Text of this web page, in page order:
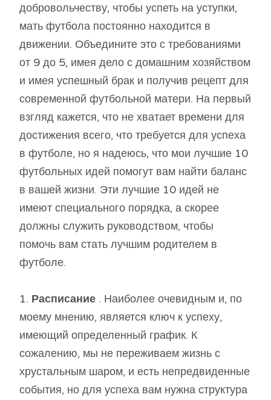
добровольчеству, чтобы успеть на уступки,
мать футбола постоянно находится в
движении. Объедините это с требованиями
от 9 до 5, имея дело с домашним хозяйством
и имея успешный брак и получив рецепт для
современной футбольной матери. На первый
взгляд кажется, что не хватает времени для
достижения всего, что требуется для успеха
в футболе, но я надеюсь, что мои лучшие 10
футбольных идей помогут вам найти баланс
в вашей жизни. Эти лучшие 10 идей не
имеют специального порядка, а скорее
должны служить руководством, чтобы
помочь вам стать лучшим родителем в
футболе.
1. Расписание . Наиболее очевидным и, по
моему мнению, является ключ к успеху,
имеющий определенный график. К
сожалению, мы не переживаем жизнь с
хрустальным шаром, и есть непредвиденные
события, но для успеха вам нужна структура